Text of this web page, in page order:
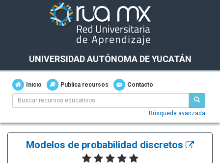
UNIVERSIDAD AUTÓNOMA DE YUCATÁN
Inicio Publica recursos Contacto
Búsqueda avanzada
Modelos de probabilidad discretos